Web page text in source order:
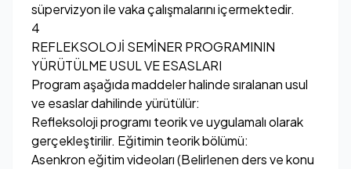
süpervizyon ile vaka çalışmalarını içermektedir.
4
REFLEKSOLOJİ SEMİNER PROGRAMININ
YÜRÜTÜLME USUL VE ESASLARI
Program aşağıda maddeler halinde sıralanan usul
ve esaslar dahilinde yürütülür:
Refleksoloji programı teorik ve uygulamalı olarak
gerçekleştirilir. Eğitimin teorik bölümü:
Asenkron eğitim videoları (Belirlenen ders ve konu